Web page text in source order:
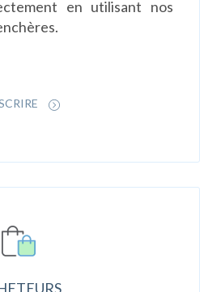
en utilisant nos